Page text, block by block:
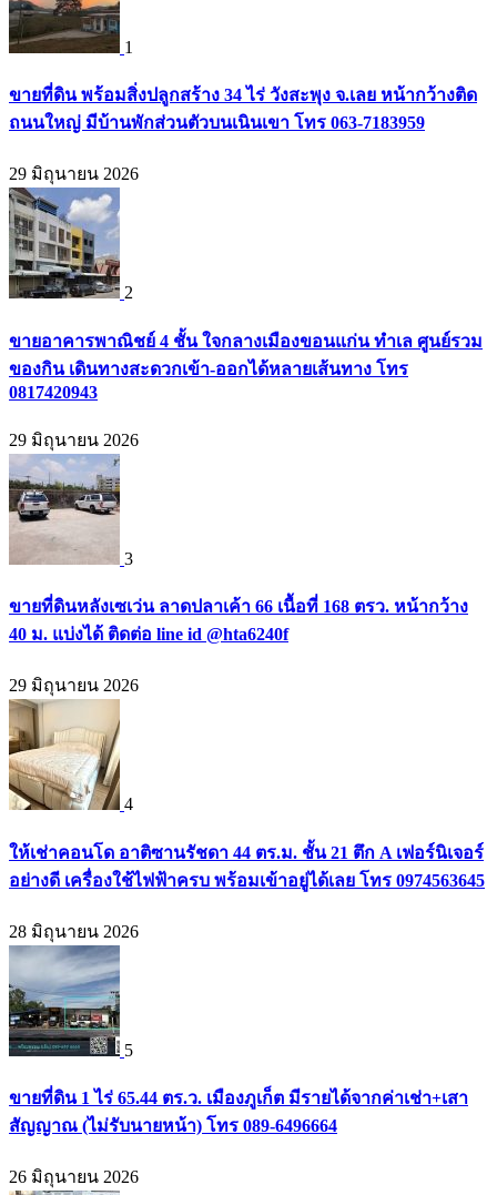
1
ขายที่ดิน พร้อมสิ่งปลูกสร้าง 34 ไร่ วังสะพุง จ.เลย หน้ากว้างติด
ถนนใหญ่ มีบ้านพักส่วนตัวบนเนินเขา โทร 063-7183959
29 มิถุนายน 2026
2
ขายอาคารพาณิชย์ 4 ชั้น ใจกลางเมืองขอนแก่น ทำเล ศูนย์รวม
ของกิน เดินทางสะดวกเข้า-ออกได้หลายเส้นทาง โทร
0817420943
29 มิถุนายน 2026
3
ขายที่ดินหลังเซเว่น ลาดปลาเค้า 66 เนื้อที่ 168 ตรว. หน้ากว้าง
40 ม. แบ่งได้ ติดต่อ line id @hta6240f
29 มิถุนายน 2026
4
ให้เช่าคอนโด อาติซานรัชดา 44 ตร.ม. ชั้น 21 ตึก A เฟอร์นิเจอร์
อย่างดี เครื่องใช้ไฟฟ้าครบ พร้อมเข้าอยู่ได้เลย โทร 0974563645
28 มิถุนายน 2026
5
ขายที่ดิน 1 ไร่ 65.44 ตร.ว. เมืองภูเก็ต มีรายได้จากค่าเช่า+เสา
สัญญาณ (ไม่รับนายหน้า) โทร 089-6496664
26 มิถุนายน 2026